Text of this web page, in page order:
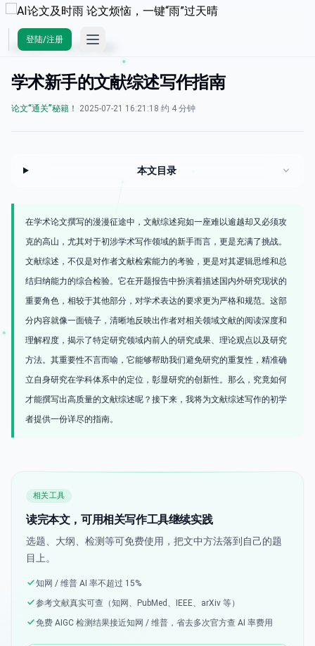
登陆/注册 Open main menu
AI论文及时雨 论文“通关”秘籍！
学术新手的文献综述写作指南
论文“通关”秘籍！ ·2025-07-21 16:21:18·约 4 分钟
本文目录
在学术论文撰写的漫漫征途中，文献综述宛如一座难以逾越却又必须攻
克的高山，尤其对于初涉学术写作领域的新手而言，更是充满了挑战。
文献综述，不仅是对作者文献检索能力的考验，更是对其逻辑思维和总
结归纳能力的综合检验。它在开题报告中扮演着描述国内外研究现状的
重要角色，相较于其他部分，对学术表达的要求更为严格和规范。这部
分内容就像一面镜子，清晰地反映出作者对相关领域文献的阅读深度和
理解程度，揭示了特定研究领域内前人的研究成果、理论观点以及研究
方法。其重要性不言而喻，它能够帮助我们避免研究的重复性，精准确
立自身研究在学科体系中的定位，彰显研究的创新性。那么，究竟如何
才能撰写出高质量的文献综述呢？接下来，我将为文献综述写作的初学
者提供一份详尽的指南。
相关工具
读完本文，可用相关写作工具继续实践
选题、大纲、检测等可免费使用，把文中方法落到自己的题
目上。
知网 / 维普 AI 率不超过 15%
参考文献真实可查（知网、PubMed、IEEE、arXiv 等）
免费 AIGC 检测结果接近知网 / 维普，省去多次官方查 AI 率费用